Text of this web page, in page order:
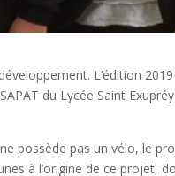
L’édition
du Lycée Saint
possède pas un vélo, le
à l’origine de ce projet,